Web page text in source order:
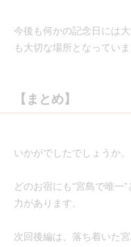
今後も何かの記念日には
も大切な場所となっていま
【まとめ】
いかがでしたでしょうか。
どのお宿にも“宮島で唯一
力があります。
次回後編は、落ち着いた